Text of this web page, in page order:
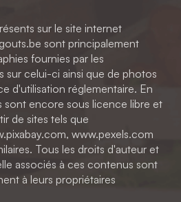
sur le site internet
sont principalement
fournies par les
sur celui-ci ainsi que de photos
d'utilisation réglementaire. En
sont encore sous licence libre et
de sites tels que
www.pexels.com
Tous les droits d'auteur et
associés à ces contenus sont
à leurs propriétaires